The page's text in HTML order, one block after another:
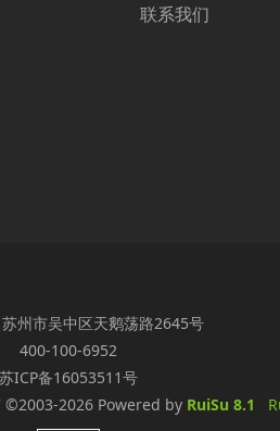
联系我们
苏州市吴中区天鹅荡路2645号
400-100-6952
苏ICP备16053511号
©2003-2026 Powered by RuiSu 8.1